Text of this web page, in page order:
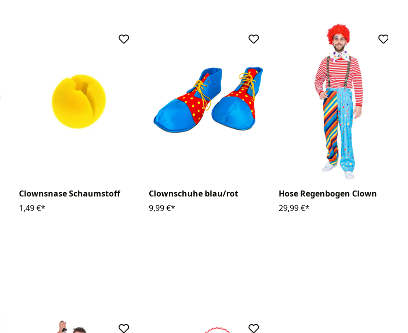
Clownsnase Schaumstoff
1,49 €*
Clownschuhe blau/rot
9,99 €*
Hose Regenbogen Clown
29,99 €*